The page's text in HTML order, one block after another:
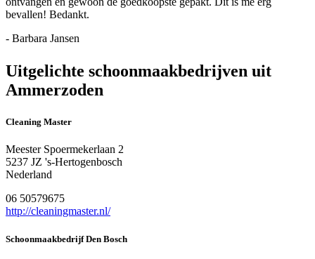
bevallen! Bedankt.
- Barbara Jansen
Uitgelichte schoonmaakbedrijven uit
Ammerzoden
Cleaning Master
Meester Spoermekerlaan 2
5237 JZ 's-Hertogenbosch
Nederland
06 50579675
http://cleaningmaster.nl/
Schoonmaakbedrijf Den Bosch